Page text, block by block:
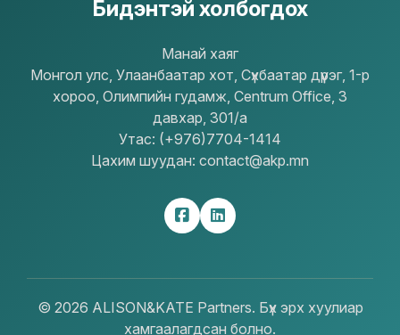
Бидэнтэй холбогдох
Mанай хаяг
Монгол улс, Улаанбаатар хот, Сүхбаатар дүүрэг, 1-р
хороо, Олимпийн гудамж, Centrum Office, 3
давхар, 301/a
Утас: (+976)7704-1414
Цахим шуудан: contact@akp.mn
© 2026 ALISON&KATE Partners. Бүх эрх хуулиар
хамгаалагдсан болно.